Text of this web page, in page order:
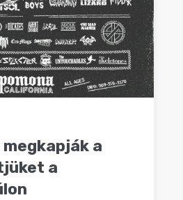
megkapják a
a